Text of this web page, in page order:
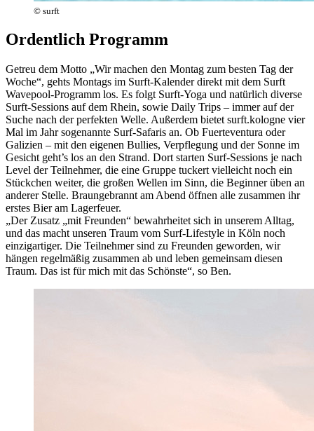
© surft
Ordentlich Programm
Getreu dem Motto „Wir machen den Montag zum besten Tag der
Woche“, gehts Montags im Surft-Kalender direkt mit dem Surft
Wavepool-Programm los. Es folgt Surft-Yoga und natürlich diverse
Surft-Sessions auf dem Rhein, sowie Daily Trips – immer auf der
Suche nach der perfekten Welle. Außerdem bietet surft.kologne vier
Mal im Jahr sogenannte Surf-Safaris an. Ob Fuerteventura oder
Galizien – mit den eigenen Bullies, Verpflegung und der Sonne im
Gesicht geht’s los an den Strand. Dort starten Surf-Sessions je nach
Level der Teilnehmer, die eine Gruppe tuckert vielleicht noch ein
Stückchen weiter, die großen Wellen im Sinn, die Beginner üben an
anderer Stelle. Braungebrannt am Abend öffnen alle zusammen ihr
erstes Bier am Lagerfeuer.
„Der Zusatz „mit Freunden“ bewahrheitet sich in unserem Alltag,
und das macht unseren Traum vom Surf-Lifestyle in Köln noch
einzigartiger. Die Teilnehmer sind zu Freunden geworden, wir
hängen regelmäßig zusammen ab und leben gemeinsam diesen
Traum. Das ist für mich mit das Schönste“, so Ben.